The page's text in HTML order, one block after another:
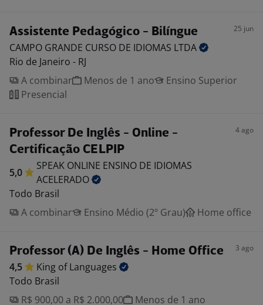
Assistente Pedagógico - Bilíngue 25 jun
CAMPO GRANDE CURSO DE IDIOMAS LTDA
Rio de Janeiro - RJ
A combinar
Menos de 1 ano
Ensino Superior
Presencial
Professor De Inglês - Online -
Certificação CELPIP
4 ago
5,0
SPEAK ONLINE ENSINO DE IDIOMAS
ACELERADO
Todo Brasil
A combinar
Ensino Médio (2º Grau) Home office
Professor (A) De Inglês - Home Office 3 ago
4,5 King ofLanguages
Todo Brasil
R$ 900,00 a R$ 2.000,00
Menos de 1 ano